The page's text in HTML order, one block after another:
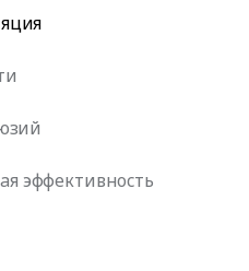
эффeктивнocть